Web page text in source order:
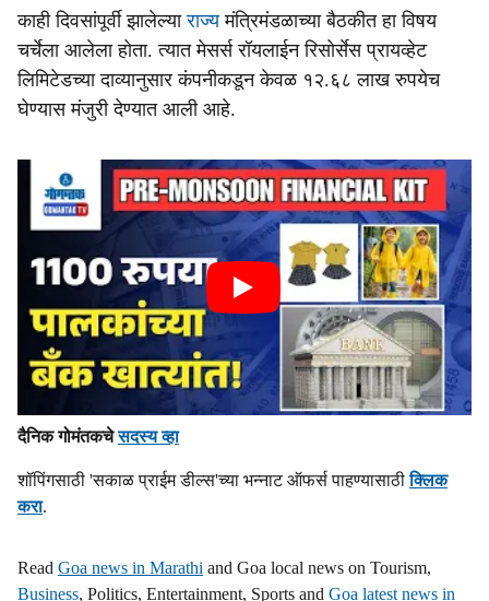
काही दिवसांपूर्वी झालेल्‍याराज्‍यमंत्रिमंडळाच्‍या बैठकीत हा विषय
चर्चेला आलेला होता. त्‍यात मेसर्स रॉयलाईन रिसोर्सेस प्रायव्‍हेट
लिमिटेडच्‍या दाव्‍यानुसार कंपनीकडून केवळ १२.६८ लाख रुपयेच
घेण्‍यास मंजुरी देण्‍यात आली आहे.
दैनिक गोमंतकचेसदस्य व्हा
शॉपिंगसाठी 'सकाळ प्राईम डील्स'च्या भन्नाट ऑफर्स पाहण्यासाठीक्लिक
करा.
Read Goa news in Marathi and Goa local news on Tourism,
Business, Politics, Entertainment, Sports and Goa latest news in